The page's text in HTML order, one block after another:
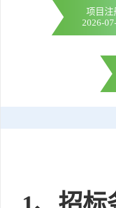
项目注
2026-